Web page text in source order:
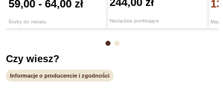
Śruby do metalu
59,00 - 64,00 zł
Narzędzia punktujące
Czy wiesz?
Informacje o producencie i zgodności